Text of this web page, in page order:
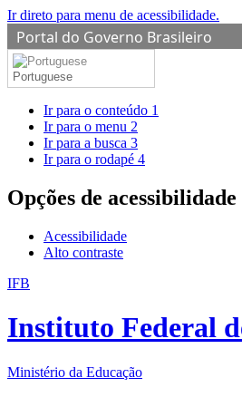
Ir direto para menu de acessibilidade.
Portal do Governo Brasileiro
Portuguese
Ir para o conteúdo 1
Ir para o menu 2
Ir para a busca 3
Ir para o rodapé 4
Opções de acessibilidade
Acessibilidade
Alto contraste
IFB
Instituto Federal
Ministério da Educação